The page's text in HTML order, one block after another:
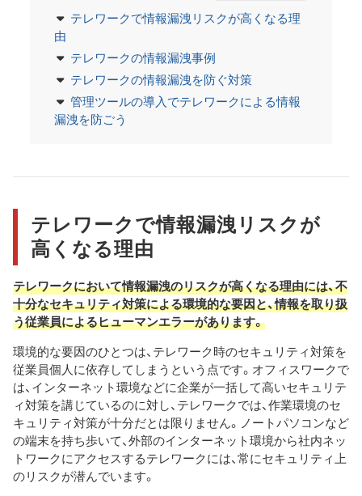
テレワークで情報漏洩リスクが高くなる理
由
テレワークの情報漏洩事例
テレワークの情報漏洩を防ぐ対策
管理ツールの導入でテレワークによる情報
漏洩を防ごう
テレワークで情報漏洩リスクが
高くなる理由
テレワークにおいて情報漏洩のリスクが高くなる理由には、不
十分なセキュリティ対策による環境的な要因と、情報を取り扱
う従業員によるヒューマンエラーがあります。
環境的な要因のひとつは、テレワーク時のセキュリティ対策を
従業員個人に依存してしまうという点です。オフィスワークで
は、インターネット環境などに企業が一括して高いセキュリテ
ィ対策を講じているのに対し、テレワークでは、作業環境のセ
キュリティ対策が十分だとは限りません。ノートパソコンなど
の端末を持ち歩いて、外部のインターネット環境から社内ネッ
トワークにアクセスするテレワークには、常にセキュリティ上
のリスクが潜んでいます。